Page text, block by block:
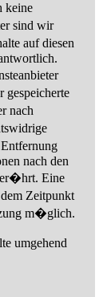
keine
sind wir
auf diesen
nach
nach den
Eine
Zeitpunkt
m�glich.
umgehend